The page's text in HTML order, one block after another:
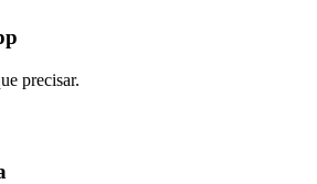
precisar.